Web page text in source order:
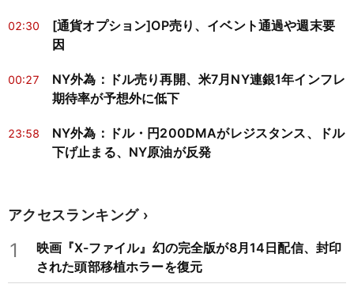
02:30
[通貨オプション]OP売り、イベント通過や週末要
因
00:27
NY外為：ドル売り再開、米7月NY連銀1年インフレ
期待率が予想外に低下
23:58
NY外為：ドル・円200DMAがレジスタンス、ドル
下げ止まる、NY原油が反発
アクセスランキング
1
映画『X-ファイル』幻の完全版が8月14日配信、封印
された頭部移植ホラーを復元